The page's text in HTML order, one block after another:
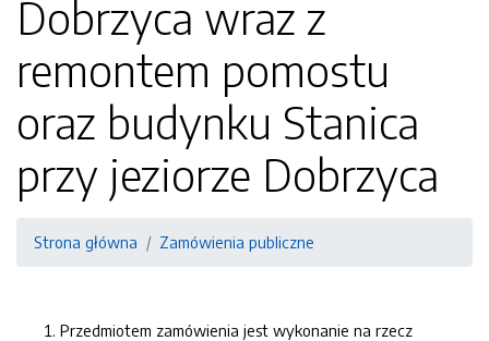
Dobrzyca wraz z
remontem pomostu
oraz budynku Stanica
przy jeziorze Dobrzyca
Strona główna Zamówienia publiczne
Przedmiotem zamówienia jest wykonanie na rzecz